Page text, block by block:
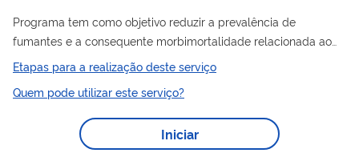
Programa tem como objetivo reduzir a prevalência de
fumantes e a consequente morbimortalidade relacionada ao
consumo de produtos derivados do tabaco no Brasil. Para
tanto, segue um modelo lógico no qual ações educativas, de
comunicação, de atenção à saúde, junto com o apoio, a
adoção ou cumprimento de medidas legislativas e
econômicas, se potencializam para prevenir a iniciação do
Etapas para a realização deste serviço
Quem pode utilizar este serviço?
Iniciar